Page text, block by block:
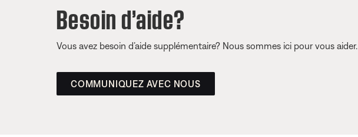
Besoin d’aide?
Vous avez besoin d’aide supplémentaire? Nous sommes ici pour vous aider.
COMMUNIQUEZ AVEC NOUS